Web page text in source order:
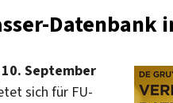
Datenbank
10. September
sich für FU-